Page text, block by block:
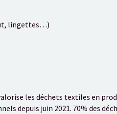
lingettes…)
les déchets textiles en
depuis juin 2021. 70% des